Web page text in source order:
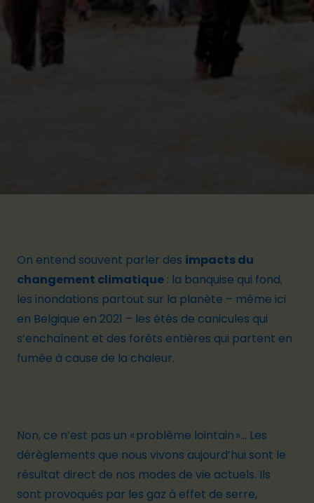
On entend souvent parler des impacts du
changement climatique : la banquise qui fond,
les inondations partout sur la planète – même ici
en Belgique en 2021 – les étés de canicules qui
s’enchaînent et des forêts entières qui partent en
fumée à cause de la chaleur.
Non, ce n’est pas un « problème lointain »… Les
dérèglements que nous vivons aujourd’hui sont le
résultat direct de nos modes de vie actuels. Ils
sont provoqués par les gaz à effet de serre,